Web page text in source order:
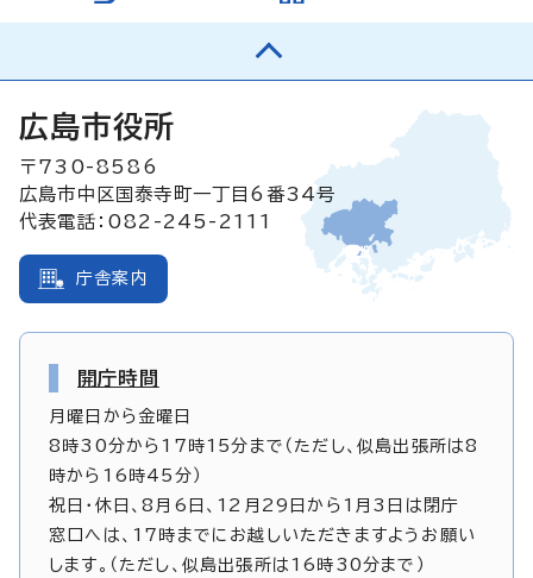
広島市役所
〒730-8586
広島市中区国泰寺町一丁目6番34号
代表電話：082-245-2111
庁舎案内
開庁時間
月曜日から金曜日
8時30分から17時15分まで（ただし、似島出張所は8
時から16時45分）
祝日・休日、8月6日、12月29日から1月3日は閉庁
窓口へは、17時までにお越しいただきますようお願い
します。（ただし、似島出張所は16時30分まで）